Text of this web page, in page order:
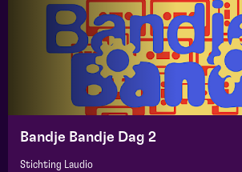
Bandje Bandje Dag 2
Stichting Laudio